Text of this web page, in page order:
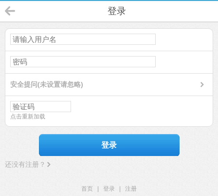
登录
安全提问(未设置请忽略)
点击重新加载
登录
还没有注册？
首页 登录
注册